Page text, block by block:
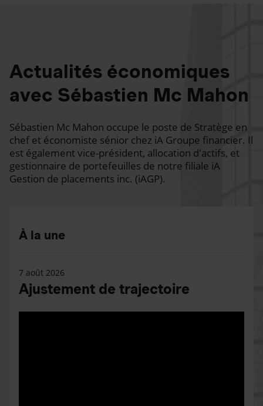
Actualités économiques
avec Sébastien Mc Mahon
Sébastien Mc Mahon occupe le poste de Stratège en
chef et économiste sénior chez iA Groupe financier. Il
est également vice-président, allocation d'actifs, et
gestionnaire de portefeuilles de notre filiale iA
Gestion de placements inc. (iAGP).
À la une
7 août 2026
Ajustement de trajectoire